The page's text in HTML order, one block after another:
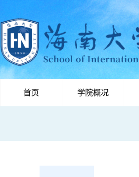
首页 学院概况